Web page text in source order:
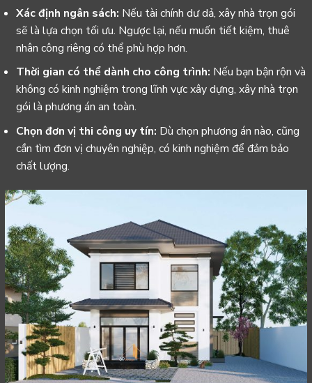
Xác định ngân sách: Nếu tài chính dư dả, xây nhà trọn gói
sẽ là lựa chọn tối ưu. Ngược lại, nếu muốn tiết kiệm, thuê
nhân công riêng có thể phù hợp hơn.
Thời gian có thể dành cho công trình: Nếu bạn bận rộn và
không có kinh nghiệm trong lĩnh vực xây dựng, xây nhà trọn
gói là phương án an toàn.
Chọn đơn vị thi công uy tín: Dù chọn phương án nào, cũng
cần tìm đơn vị chuyên nghiệp, có kinh nghiệm để đảm bảo
chất lượng.